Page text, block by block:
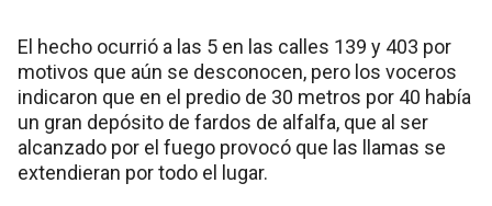
El hecho ocurrió a las 5 en las calles 139 y 403 por
motivos que aún se desconocen, pero los voceros
indicaron que en el predio de 30 metros por 40 había
un gran depósito de fardos de alfalfa, que al ser
alcanzado por el fuego provocó que las llamas se
extendieran por todo el lugar.